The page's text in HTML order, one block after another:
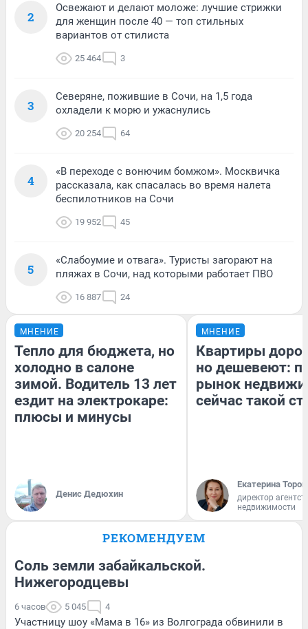
2
Освежают и делают моложе: лучшие стрижки
для женщин после 40 — топ стильных
вариантов от стилиста
25 464 3
3
Северяне, пожившие в Сочи, на 1,5 года
охладели к морю и ужаснулись
20 254 64
4
«В переходе с вонючим бомжом». Москвичка
рассказала, как спасалась во время налета
беспилотников на Сочи
19 952 45
5
«Слабоумие и отвага». Туристы загорают на
пляжах в Сочи, над которыми работает ПВО
16 887 24
МНЕНИЕ
Тепло для бюджета, но
холодно в салоне
зимой. Водитель 13 лет
ездит на электрокаре:
плюсы и минусы
Денис Дедюхин
МНЕНИЕ
Квартиры
но дешевеют:
рынок
сейчас такой
Екатерина
директор
недвижимости
РЕКОМЕНДУЕМ
Соль земли забайкальской.
Нижегородцевы
6 часов 5 045 4
Участницу шоу «Мама в 16» из Волгограда обвинили в